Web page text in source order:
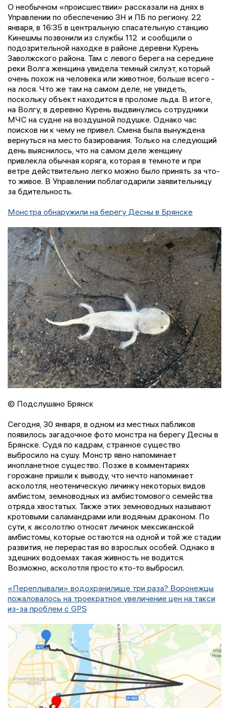
О необычном «происшествии» рассказали на днях в
Управлении по обеспечению ЗН и ПБ по региону. 22
января, в 16:35 в центральную спасательную станцию
Кинешмы позвонили из службы 112 и сообщили о
подозрительной находке в районе деревни Курень
Заволжского района. Там с левого берега на середине
реки Волга женщина увидела темный силуэт, который
очень похож на человека или животное, больше всего -
на лося. Что же там на самом деле, не увидеть,
поскольку объект находится в проломе льда. В итоге,
на Волгу, в деревню Курень выдвинулись сотрудники
МЧС на судне на воздушной подушке. Однако час
поисков ни к чему не привел. Смена была вынуждена
вернуться на место базирования. Только на следующий
день выяснилось, что на самом деле женщину
привлекла обычная коряга, которая в темноте и при
ветре действительно легко можно было принять за что-
то живое. В Управлении поблагодарили заявительницу
за бдительность.
Монстра обнаружили на берегу Десны в Брянске
© Подслушано Брянск
Сегодня, 30 января, в одном из местных пабликов
появилось загадочное фото монстра на берегу Десны в
Брянске. Судя по кадрам, странное существо
выбросило на сушу. Монстр явно напоминает
инопланетное существо. Позже в комментариях
горожане пришли к выводу, что нечто напоминает
асколотля, неотеническую личинку некоторых видов
амбистом, земноводных из амбистомового семейства
отряда хвостатых. Также этих земноводных называют
кротовыми саламандрами или водяным драконом. По
сути, к аксолотлю относят личинок мексиканской
амбистомы, которые остаются на одной и той же стадии
развития, не перерастая во взрослых особей. Однако в
здешних водоемах такая живность не водится.
Возможно, асколотля просто кто-то выбросил.
«Переплывали» водохранилище три раза? Воронежцы
пожаловалось на троекратное увеличение цен на такси
из-за проблем с GPS